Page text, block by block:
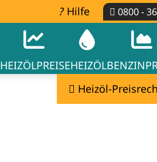
Hilfe 0800 -
HEIZÖLPREISEHEIZÖL
Heizöl-